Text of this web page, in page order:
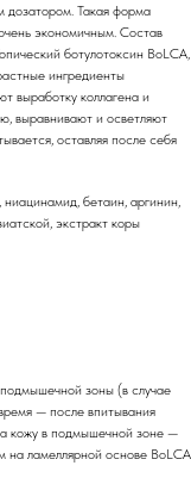
дозатором. Такая форма
экономичным. Состав
ботулотоксин BoLCA,
ингредиенты
выработку коллагена и
выравнивают и осветляют
оставляя после себя
ниацинамид, бетаин, аргинин,
экстракт коры
зоны (в случае
— после впитывания
кожу в подмышечной зоне —
на ламеллярной основе BoLCA